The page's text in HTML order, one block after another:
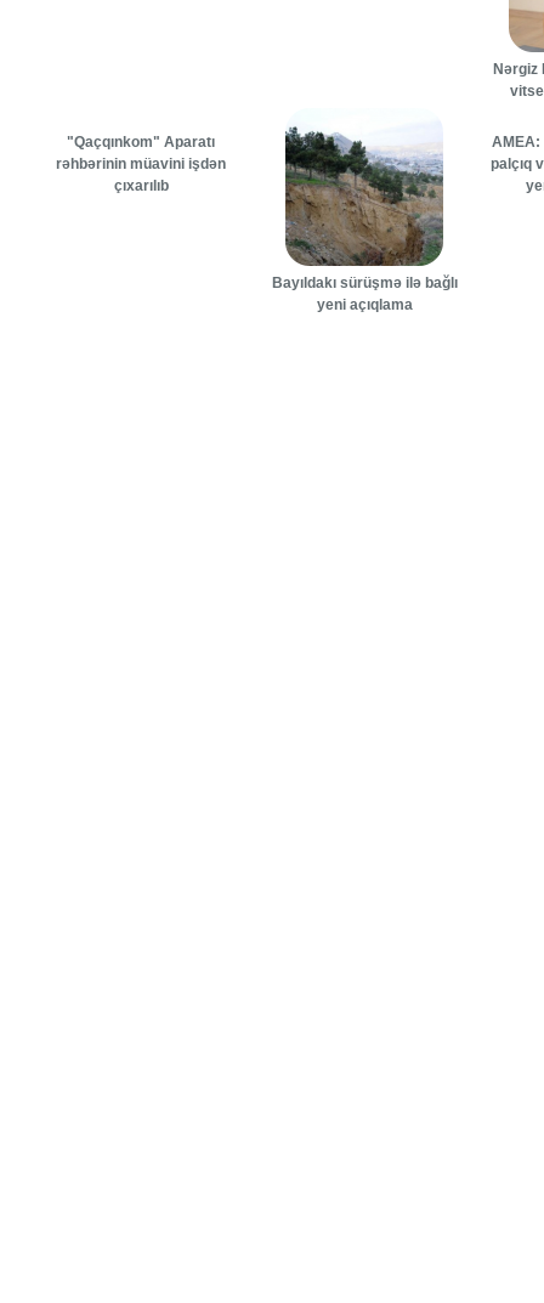
Nərgiz
"Qaçqınkom" Aparatı
rəhbərinin müavini işdən
çıxarılıb
Bayıldakı sürüşmə ilə bağlı
yeni açıqlama
AMEA:
palçıq